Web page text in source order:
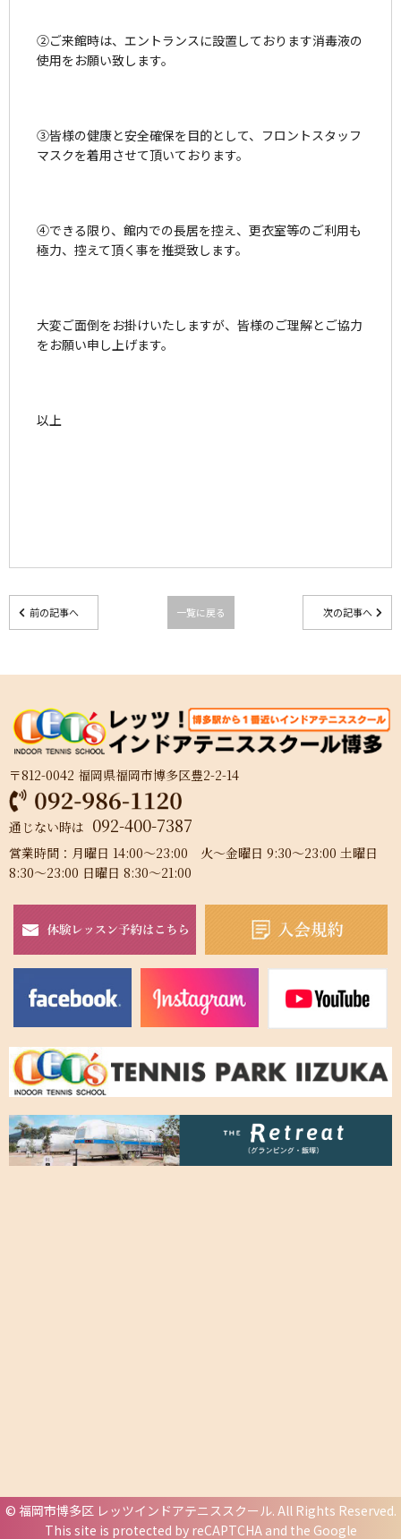
②ご来館時は、エントランスに設置しております消毒液の
使用をお願い致します。
③皆様の健康と安全確保を目的として、フロントスタッフ
マスクを着用させて頂いております。
④できる限り、館内での長居を控え、更衣室等のご利用も
極力、控えて頂く事を推奨致します。
大変ご面倒をお掛けいたしますが、皆様のご理解とご協力
をお願い申し上げます。
以上
前の記事へ 一覧に戻る 次の記事へ
〒812-0042 福岡県福岡市博多区豊2-2-14
通じない時は 092-400-7387
営業時間：月曜日 14:00～23:00 火～金曜日 9:30～23:00 土曜日
8:30～23:00 日曜日 8:30～21:00
© 福岡市博多区 レッツインドアテニススクール. All Rights Reserved.
This site is protected by reCAPTCHA and the Google